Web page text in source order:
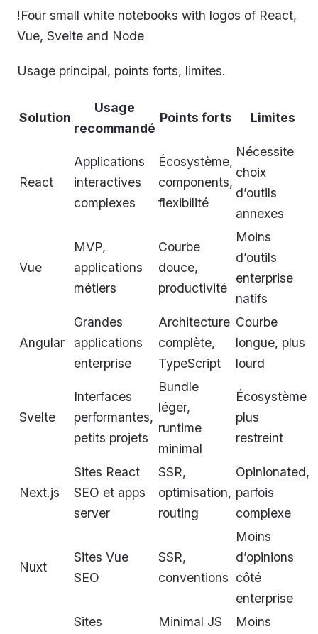
!Four small white notebooks with logos of React,
Vue, Svelte and Node
Usage principal, points forts, limites.
Solution
Usage
recommandé
Points forts Limites
React
Applications
interactives
complexes
Écosystème,
components,
flexibilité
Nécessite
choix
d’outils
annexes
Vue
MVP,
applications
métiers
Courbe
douce,
productivité
Moins
d’outils
enterprise
natifs
Angular
Grandes
applications
enterprise
Architecture
complète,
TypeScript
Courbe
longue, plus
lourd
Svelte
Interfaces
performantes,
petits projets
Bundle
léger,
runtime
minimal
Écosystème
plus
restreint
Next.js
Sites React
SEO et apps
server
SSR,
optimisation,
routing
Opinionated,
parfois
complexe
Nuxt
Sites Vue
SEO
SSR,
conventions
Moins
d’opinions
côté
enterprise
Sites
Minimal JS Moins